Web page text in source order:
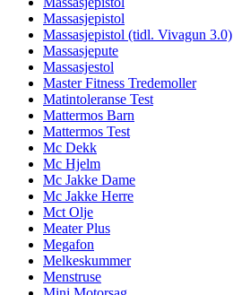
Massasjepistol
Massasjepistol (tidl. Vivagun 3.0)
Massasjepute
Massasjestol
Master Fitness Tredemoller
Matintoleranse Test
Mattermos Barn
Mattermos Test
Mc Dekk
Mc Hjelm
Mc Jakke Dame
Mc Jakke Herre
Mct Olje
Meater Plus
Megafon
Melkeskummer
Menstruse